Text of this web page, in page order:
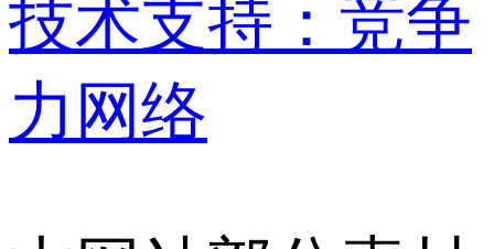
技术支持：竞争
力网络